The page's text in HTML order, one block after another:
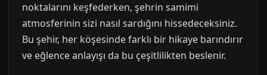
noktalarını keşfederken, şehrin samimi
atmosferinin sizi nasıl sardığını hissedeceksiniz.
Bu şehir, her köşesinde farklı bir hikaye barındırır
ve eğlence anlayışı da bu çeşitlilikten beslenir.